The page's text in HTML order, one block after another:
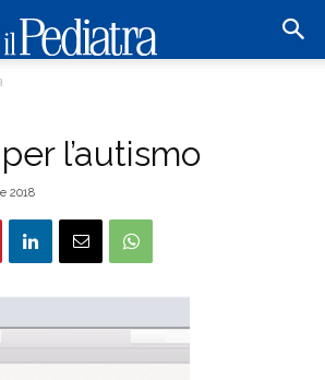
l’autismo
2018